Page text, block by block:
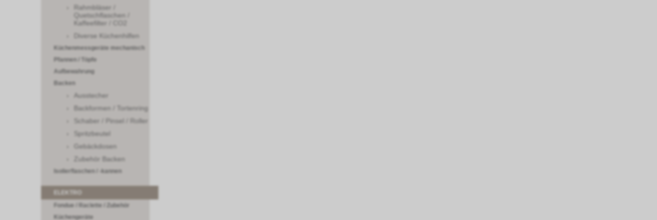
Rahmbläser /
Quetschflaschen /
Kaffeefilter / CO2
Diverse Küchenhilfen
Küchenmessgeräte mechanisch
Pfannen / Töpfe
Aufbewahrung
Backen
Ausstecher
Backformen / Tortenring
Schaber / Pinsel / Roller
Spritzbeutel
Gebäckdosen
Zubehör Backen
Isolierflaschen / -kannen
Fondue / Raclette / Zubehör
Küchengeräte